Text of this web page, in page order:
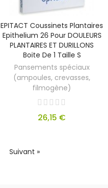
EPITACT Coussinets Plantaires
Epithelium 26 Pour DOULEURS
PLANTAIRES ET DURILLONS
Boite De 1 Taille S
Pansements spéciaux
(ampoules, crevasses,
filmogène)
26,15 €
Suivant »